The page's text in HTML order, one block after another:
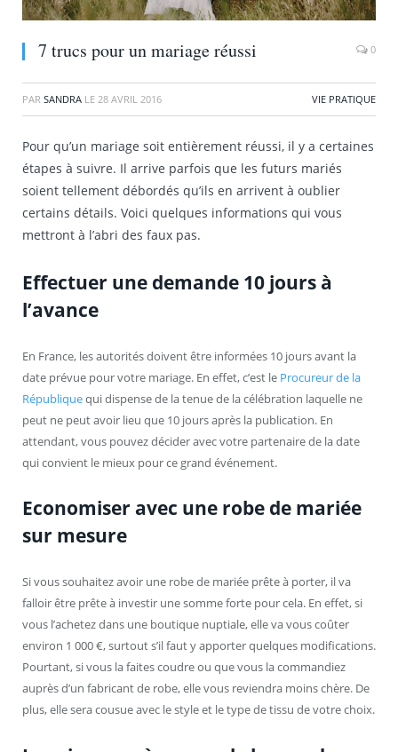
7 trucs pour un mariage réussi 0
PAR SANDRA LE 28 AVRIL 2016 VIE PRATIQUE
Pour qu’un mariage soit entièrement réussi, il y a certaines
étapes à suivre. Il arrive parfois que les futurs mariés
soient tellement débordés qu’ils en arrivent à oublier
certains détails. Voici quelques informations qui vous
mettront à l’abri des faux pas.
Effectuer une demande 10 jours à
l’avance
En France, les autorités doivent être informées 10 jours avant la
date prévue pour votre mariage. En effet, c’est le Procureur de la
Républiquequi dispense de la tenue de la célébration laquelle ne
peut ne peut avoir lieu que 10 jours après la publication. En
attendant, vous pouvez décider avec votre partenaire de la date
qui convient le mieux pour ce grand événement.
Economiser avec une robe de mariée
sur mesure
Si vous souhaitez avoir une robe de mariée prête à porter, il va
falloir être prête à investir une somme forte pour cela. En effet, si
vous l’achetez dans une boutique nuptiale, elle va vous coûter
environ 1 000 €, surtout s’il faut y apporter quelques modifications.
Pourtant, si vous la faites coudre ou que vous la commandiez
auprès d’un fabricant de robe, elle vous reviendra moins chère. De
plus, elle sera cousue avec le style et le type de tissu de votre choix.